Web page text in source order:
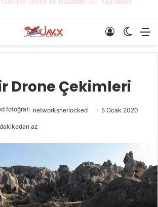
Dış
Giriş
Drone Çekimleri
networksherlocked 5 Ocak 2020
az